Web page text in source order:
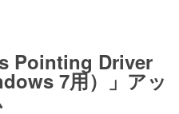
Pointing Driver
7用）」アッ